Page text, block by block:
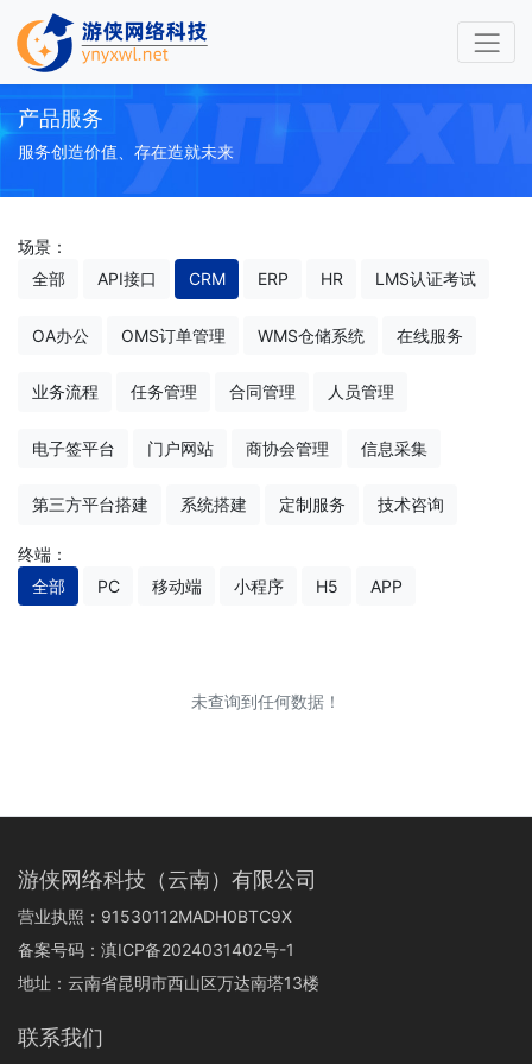
产品服务
服务创造价值、存在造就未来
场景：
全部
API接口 CRM ERP HR LMS认证考试
OA办公 OMS订单管理 WMS仓储系统 在线服务
业务流程 任务管理 合同管理 人员管理
电子签平台 门户网站 商协会管理 信息采集
第三方平台搭建 系统搭建 定制服务 技术咨询
终端：
全部
PC 移动端 小程序 H5 APP
未查询到任何数据！
游侠网络科技（云南）有限公司
营业执照：91530112MADH0BTC9X
备案号码： 滇ICP备2024031402号-1
地址：云南省昆明市西山区万达南塔13楼
联系我们